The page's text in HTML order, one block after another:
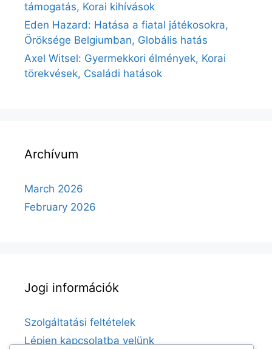
támogatás, Korai kihívások
Eden Hazard: Hatása a fiatal játékosokra,
Öröksége Belgiumban, Globális hatás
Axel Witsel: Gyermekkori élmények, Korai
törekvések, Családi hatások
Archívum
March 2026
February 2026
Jogi információk
Szolgáltatási feltételek
Lépjen kapcsolatba velünk